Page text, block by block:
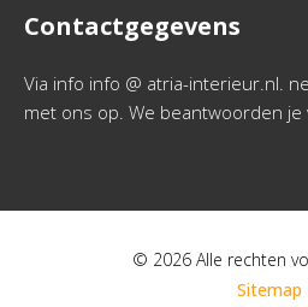
Contactgegevens
Via info info @ atria-interieur.nl.
met ons op. We beantwoorden je
© 2026 Alle rechten
Sitemap